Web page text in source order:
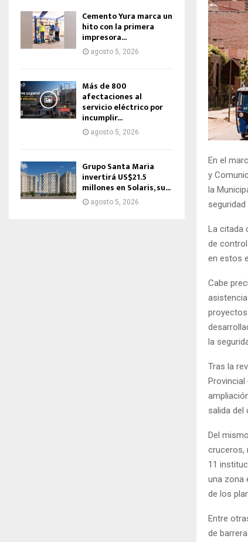
En el
y
la
seguridad
La citada
de
en estos
Cabe
la
Tras la
salida del
Del
cruceros,
11
una zona
de los
Entre
de
Cemento Yura marca un
hito con la primera
impresora...
agosto 5, 2026
Más de 800
afectaciones al
servicio eléctrico por
incumplir...
agosto 5, 2026
Grupo Santa Maria
invertirá US$21.5
millones en Solaris, su...
agosto 5, 2026